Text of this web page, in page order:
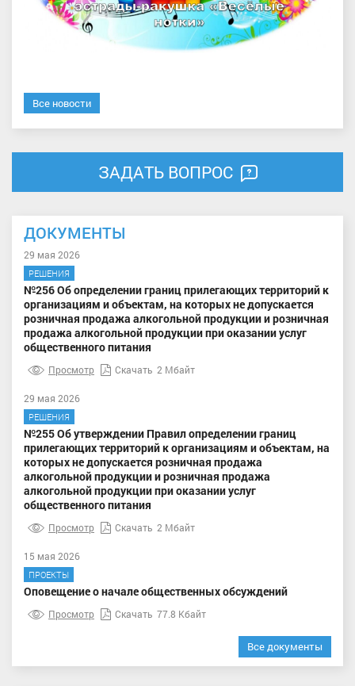
Все новости
ЗАДАТЬ ВОПРОС
ДОКУМЕНТЫ
29 мая 2026
РЕШЕНИЯ
№256 Об определении границ прилегающих территорий к
организациям и объектам, на которых не допускается
розничная продажа алкогольной продукции и розничная
продажа алкогольной продукции при оказании услуг
общественного питания
Просмотр Скачать 2 Мбайт
29 мая 2026
РЕШЕНИЯ
№255 Об утверждении Правил определении границ
прилегающих территорий к организациям и объектам, на
которых не допускается розничная продажа
алкогольной продукции и розничная продажа
алкогольной продукции при оказании услуг
общественного питания
Просмотр Скачать 2 Мбайт
15 мая 2026
ПРОЕКТЫ
Оповещение о начале общественных обсуждений
Просмотр Скачать 77.8 Кбайт
Все документы